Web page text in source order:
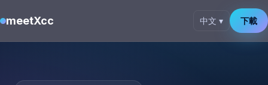
meetXcc 中文 ▾ 下載